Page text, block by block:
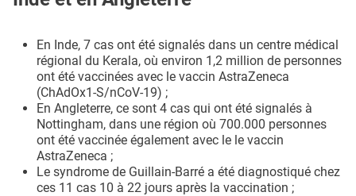
En Inde, 7 cas ont été signalés dans un centre médical
régional du Kerala, où environ 1,2 million de personnes
ont été vaccinées avec le vaccin AstraZeneca
(ChAdOx1-S/nCoV-19) ;
En Angleterre, ce sont 4 cas qui ont été signalés à
Nottingham, dans une région où 700.000 personnes
ont été vaccinée également avec le le vaccin
AstraZeneca ;
Le syndrome de Guillain-Barré a été diagnostiqué chez
ces 11 cas 10 à 22 jours après la vaccination ;